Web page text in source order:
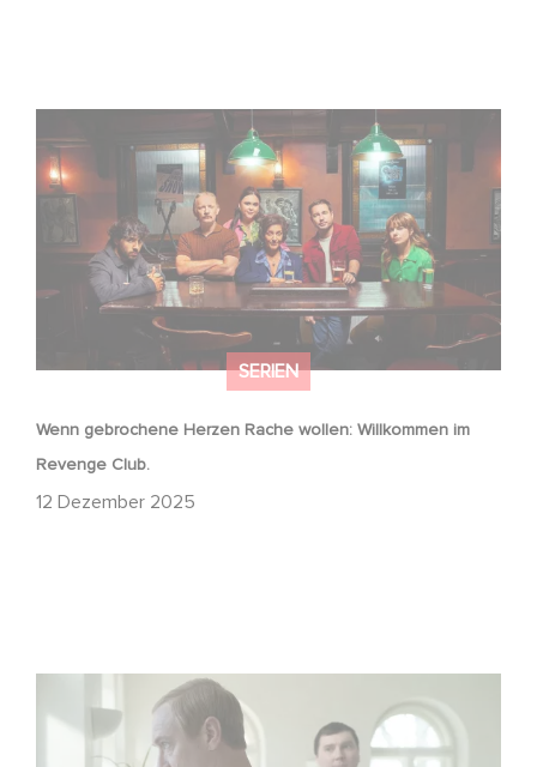
SERIEN
Wenn gebrochene Herzen Rache wollen: Willkommen im
Revenge Club.
12 Dezember 2025
Wenn gebrochene Herzen Rache wollen: Willkommen im
Revenge Club.
Macht, Geheimnisse, Manipulation – wer zieht die Fäden
im Verborgenen?